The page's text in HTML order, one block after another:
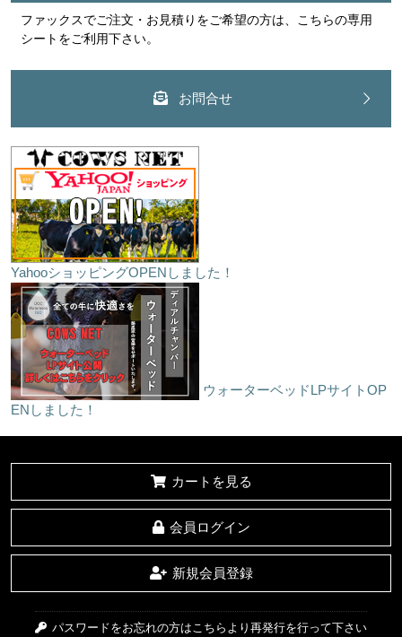
ファックスでご注文・お見積りをご希望の方は、こちらの専用
シートをご利用下さい。
お問合せ
YahooショッピングOPENしました！
ウォーターベッドLPサイトOP
ENしました！
カートを見る
会員ログイン
新規会員登録
パスワードをお忘れの方はこちらより再発行を行って下さい